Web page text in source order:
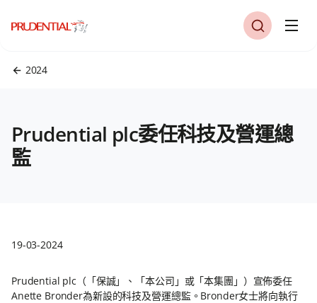
2024
Prudential plc委任科技及營運總
監
19-03-2024
Prudential plc（「保誠」、「本公司」或「本集團」）宣佈委任
Anette Bronder為新設的科技及營運總監。Bronder女士將向執行